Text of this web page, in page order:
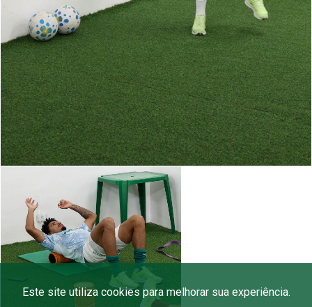
Este site utiliza cookies para melhorar sua experiência.